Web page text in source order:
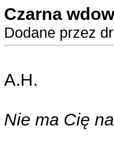
Czarna
Dodane przez
A.H.
Nie ma Cię